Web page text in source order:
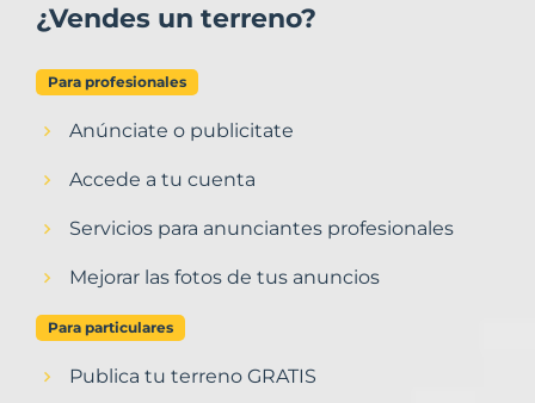
¿Vendes un terreno?
Para profesionales
Anúnciate o publicitate
Accede a tu cuenta
Servicios para anunciantes profesionales
Mejorar las fotos de tus anuncios
Para particulares
Publica tu terreno GRATIS